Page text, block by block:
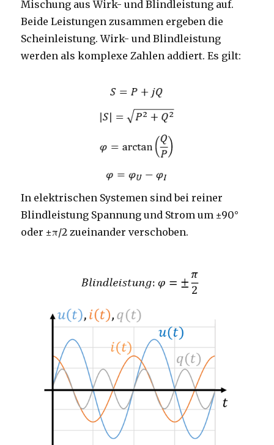
Mischung aus Wirk- und Blindleistung auf.
Beide Leistungen zusammen ergeben die
Scheinleistung. Wirk- und Blindleistung
werden als komplexe Zahlen addiert. Es gilt:
In elektrischen Systemen sind bei reiner
Blindleistung Spannung und Strom um ±90°
oder ±π/2 zueinander verschoben.